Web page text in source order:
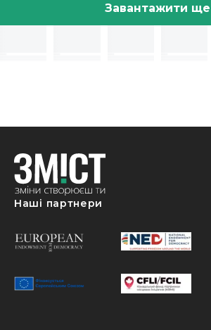
Завантажити ще
Наші партнери